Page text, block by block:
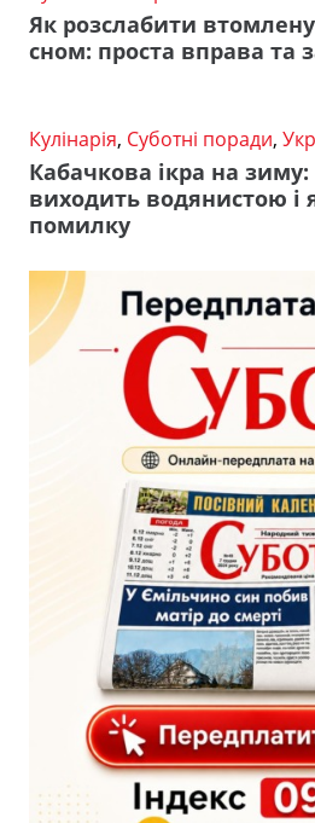
Як розслабити
сном: проста вправа та
Кулінарія, Суботні поради,
Кабачкова ікра на
виходить водянистою і
помилку